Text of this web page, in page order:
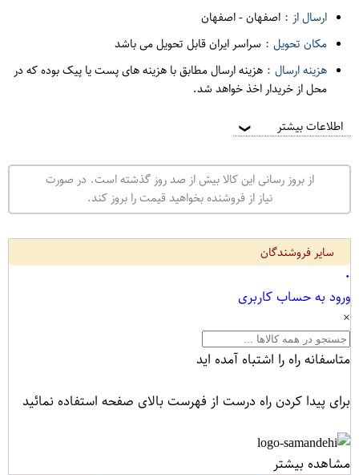
ارسال از : اصفهان-اصفهان
مکان تحویل : سراسر ایران قابل تحویل می باشد
هزینه ارسال : هزینه ارسال مطابق با هزینه های پست یا پیک بوده که در
محل از خریدار اخذ خواهد شد.
اطلاعات بیشتر ❯
از بروز رسانی این کالا بیش از صد روز گذشته است. در صورت
نیاز از فروشنده بخواهید قیمت را بروز کند.
سایر فروشندگان
۰
ورود به حساب کاربری
×
متاسفانه راه را اشتباه آمده اید
برای پیدا کردن راه درست از فهرست بالای صفحه استفاده نمائید
مشاهده بیشتر